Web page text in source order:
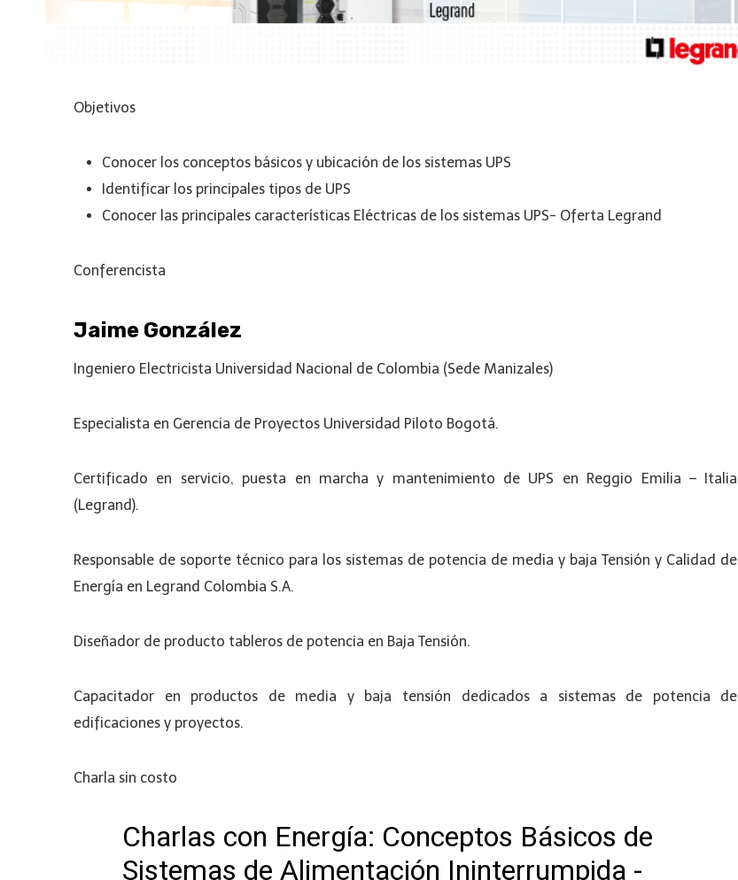
Objetivos
Conocer los conceptos básicos y ubicación de los sistemas UPS
Identificar los principales tipos de UPS
Conocer las principales características Eléctricas de los sistemas UPS- Oferta Legrand
Conferencista
Jaime González
Ingeniero Electricista Universidad Nacional de Colombia (Sede Manizales)
Especialista en Gerencia de Proyectos Universidad Piloto Bogotá.
Certificado en servicio, puesta en marcha y mantenimiento de UPS en Reggio Emilia – Italia
(Legrand).
Responsable de soporte técnico para los sistemas de potencia de media y baja Tensión y Calidad de
Energía en Legrand Colombia S.A.
Diseñador de producto tableros de potencia en Baja Tensión.
Capacitador en productos de media y baja tensión dedicados a sistemas de potencia de
edificaciones y proyectos.
Charla sin costo